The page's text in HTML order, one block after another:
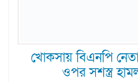
খোকসায় বিএনপি
ওপর সশস্ত্র